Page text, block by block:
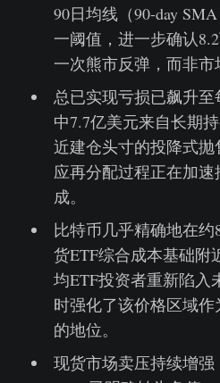
90日均线（90-day
一阈值，进一步确认
一次熊市反弹，而非市
总已实现亏损已飙升
中7.7亿美元来自长期
近建仓头寸的投降式
应再分配过程正在加
成。
比特币几乎精确地在
货ETF综合成本基础附
均ETF投资者重新陷入
时强化了该价格区域
的地位。
现货市场卖压持续增